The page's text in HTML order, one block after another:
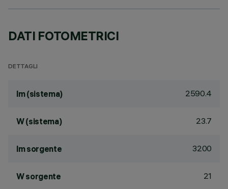
DATI FOTOMETRICI
DETTAGLI
lm (sistema) 2590.4
W (sistema) 23.7
lm sorgente 3200
W sorgente 21